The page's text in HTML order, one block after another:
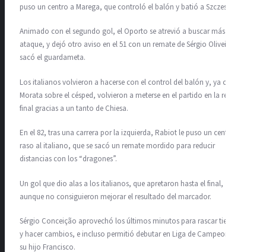
puso un centro a Marega, que controló el balón y batió a Szczesny.
Animado con el segundo gol, el Oporto se atrevió a buscar más el
ataque, y dejó otro aviso en el 51 con un remate de Sérgio Oliveira que
sacó el guardameta.
Los italianos volvieron a hacerse con el control del balón y, ya con
Morata sobre el césped, volvieron a meterse en el partido en la recta
final gracias a un tanto de Chiesa.
En el 82, tras una carrera por la izquierda, Rabiot le puso un centro
raso al italiano, que se sacó un remate mordido para reducir
distancias con los “dragones”.
Un gol que dio alas a los italianos, que apretaron hasta el final,
aunque no consiguieron mejorar el resultado del marcador.
Sérgio Conceição aprovechó los últimos minutos para rascar tiempo
y hacer cambios, e incluso permitió debutar en Liga de Campeones a
su hijo Francisco.